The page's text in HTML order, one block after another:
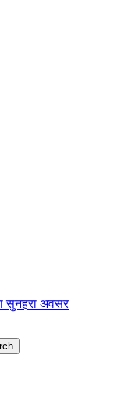
सुनहरा अवसर